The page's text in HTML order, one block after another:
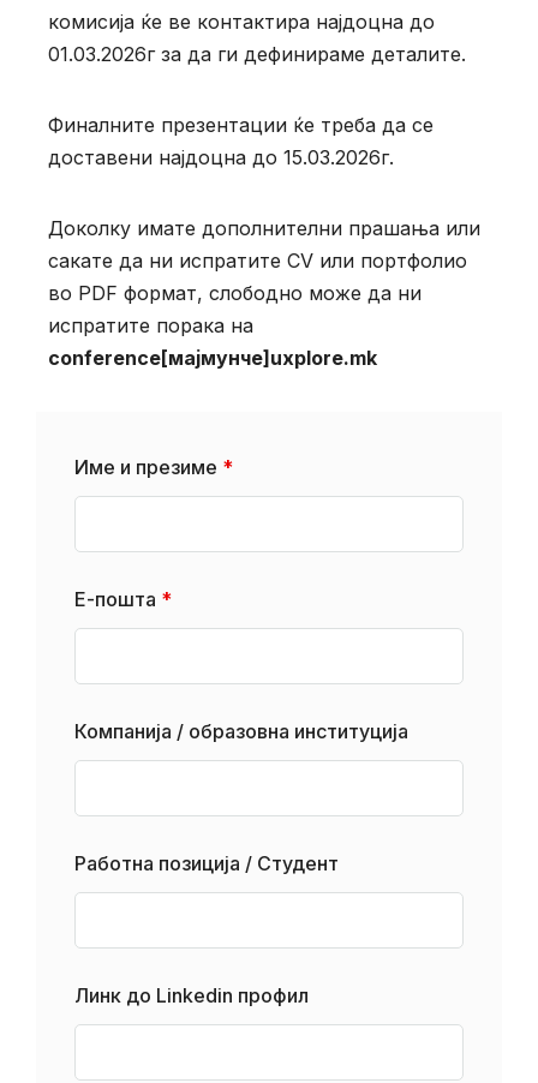
комисија ќе ве контактира најдоцна до
01.03.2026г за да ги дефинираме деталите.
Финалните презентации ќе треба да се
доставени најдоцна до 15.03.2026г.
Доколку имате дополнителни прашања или
сакате да ни испратите CV или портфолио
во PDF формат, слободно може да ни
испратите порака на
conference[мајмунче]uxplore.mk
Име и презиме *
Е-пошта *
Компанија / образовна институција
Работна позиција / Студент
Линк до Linkedin профил